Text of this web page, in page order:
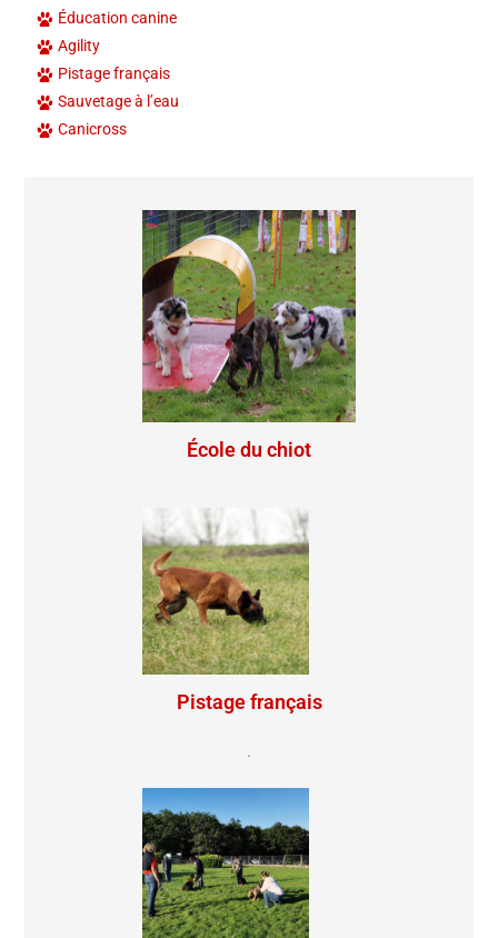
Éducation canine
Agility
Pistage français
Sauvetage à l’eau
Canicross
École du chiot
Pistage français
.